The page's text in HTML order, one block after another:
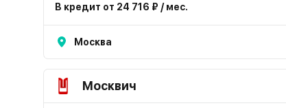
В кредит от 24 716 ₽ / мес.
Москва
Москвич